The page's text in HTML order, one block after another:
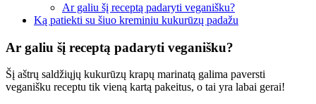
Ar galiu šį receptą padaryti veganišku?
Ką patiekti su šiuo kreminiu kukurūzų padažu
Ar galiu šį receptą padaryti veganišku?
Šį aštrų saldžiųjų kukurūzų krapų marinatą galima paversti
veganišku receptu tik vieną kartą pakeitus, o tai yra labai gerai!